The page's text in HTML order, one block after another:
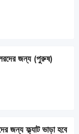
জন্য (পুরুষ)
জন্য ফ্ল্যাট ভাড়া হবে